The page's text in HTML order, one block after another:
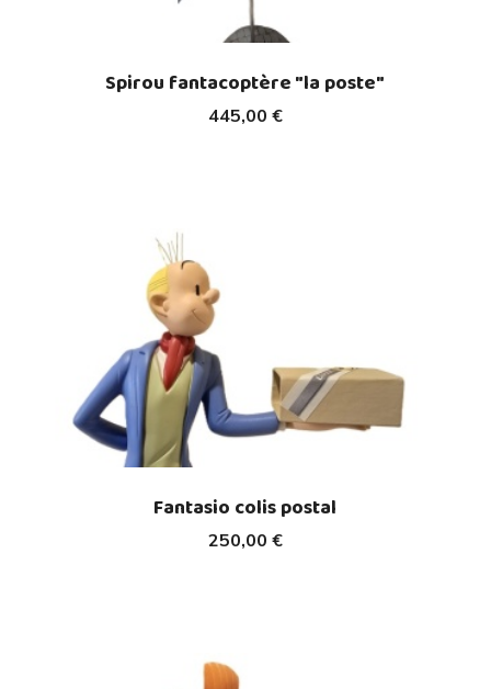
445,00 €
Spirou fantacoptère "la poste"
250,00 €
Fantasio colis postal